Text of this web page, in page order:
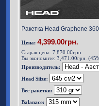
Ракетка Head Graphene
Цена: 4,399.00грн.
Старая цена:7,870.00грн.
Вы экономите: 3,471.00грн.
Производитель:
Head Siize:
Вес ракетки:
Balanace: